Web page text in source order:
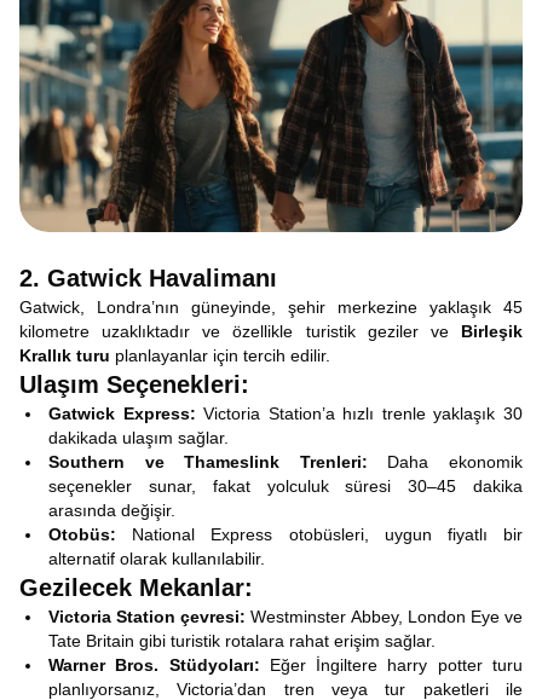
2. Gatwick Havalimanı
Gatwick, Londra’nın güneyinde, şehir merkezine yaklaşık 45
kilometre uzaklıktadır ve özellikle turistik geziler ve Birleşik
Krallık turu planlayanlar için tercih edilir.
Ulaşım Seçenekleri:
Gatwick Express: Victoria Station’a hızlı trenle yaklaşık 30
dakikada ulaşım sağlar.
Southern ve Thameslink Trenleri: Daha ekonomik
seçenekler sunar, fakat yolculuk süresi 30–45 dakika
arasında değişir.
Otobüs: National Express otobüsleri, uygun fiyatlı bir
alternatif olarak kullanılabilir.
Gezilecek Mekanlar:
Victoria Station çevresi: Westminster Abbey, London Eye ve
Tate Britain gibi turistik rotalara rahat erişim sağlar.
Warner Bros. Stüdyoları: Eğer İngiltere harry potter turu
planlıyorsanız, Victoria’dan tren veya tur paketleri ile